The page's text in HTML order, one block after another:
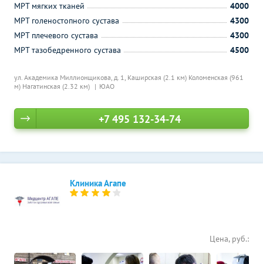
ул. Академика Миллионщикова, д. 1, Каширская (2.1 км) Коломенская (961
м) Нагатинская (2.32 км) ЮАО
МРТ мягких тканей
4000
МРТ голеностопного сустава
4300
МРТ плечевого сустава
4300
МРТ тазобедренного сустава
4500
+7 495 132-34-74
Клиника Агапе
Цена, руб.: